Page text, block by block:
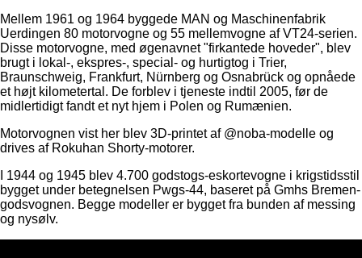
Mellem 1961 og 1964 byggede MAN og Maschinenfabrik
Uerdingen 80 motorvogne og 55 mellemvogne af VT24-serien.
Disse motorvogne, med øgenavnet "firkantede hoveder", blev
brugt i lokal-, ekspres-, special- og hurtigtog i Trier,
Braunschweig, Frankfurt, Nürnberg og Osnabrück og opnåede
et højt kilometertal. De forblev i tjeneste indtil 2005, før de
midlertidigt fandt et nyt hjem i Polen og Rumænien.
Motorvognen vist her blev 3D-printet af @noba-modelle og
drives af Rokuhan Shorty-motorer.
I 1944 og 1945 blev 4.700 godstogs-eskortevogne i krigstidsstil
bygget under betegnelsen Pwgs-44, baseret på Gmhs Bremen-
godsvognen. Begge modeller er bygget fra bunden af ​​messing
og nysølv.